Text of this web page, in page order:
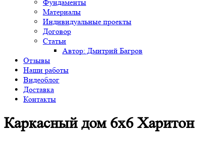
Фундаменты
Материалы
Индивидуальные проекты
Договор
Статьи
Автор: Дмитрий Багров
Отзывы
Наши работы
Видеоблог
Доставка
Контакты
Каркасный дом 6х6 Харитон